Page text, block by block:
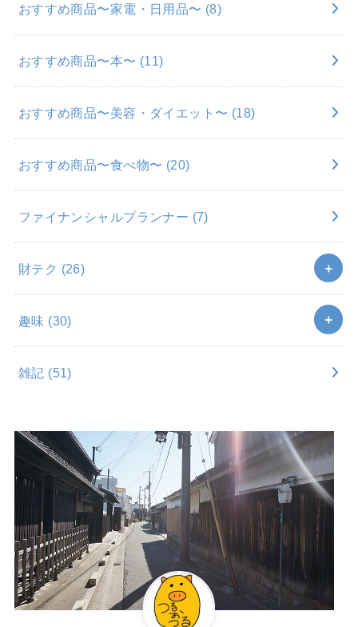
おすすめ商品〜家電・日用品〜 (8)
おすすめ商品〜本〜 (11)
おすすめ商品〜美容・ダイエット〜 (18)
おすすめ商品〜食べ物〜 (20)
ファイナンシャルプランナー (7)
財テク (26)
趣味 (30)
雑記 (51)